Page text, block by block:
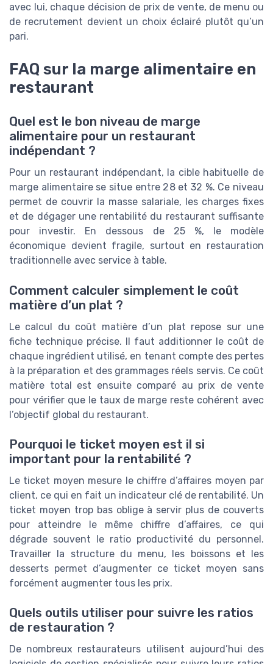
avec lui, chaque décision de prix de vente, de menu ou
de recrutement devient un choix éclairé plutôt qu’un
pari.
FAQ sur la marge alimentaire en
restaurant
Quel est le bon niveau de marge
alimentaire pour un restaurant
indépendant ?
Pour un restaurant indépendant, la cible habituelle de
marge alimentaire se situe entre 28 et 32 %. Ce niveau
permet de couvrir la masse salariale, les charges fixes
et de dégager une rentabilité du restaurant suffisante
pour investir. En dessous de 25 %, le modèle
économique devient fragile, surtout en restauration
traditionnelle avec service à table.
Comment calculer simplement le coût
matière d’un plat ?
Le calcul du coût matière d’un plat repose sur une
fiche technique précise. Il faut additionner le coût de
chaque ingrédient utilisé, en tenant compte des pertes
à la préparation et des grammages réels servis. Ce coût
matière total est ensuite comparé au prix de vente
pour vérifier que le taux de marge reste cohérent avec
l’objectif global du restaurant.
Pourquoi le ticket moyen est il si
important pour la rentabilité ?
Le ticket moyen mesure le chiffre d’affaires moyen par
client, ce qui en fait un indicateur clé de rentabilité. Un
ticket moyen trop bas oblige à servir plus de couverts
pour atteindre le même chiffre d’affaires, ce qui
dégrade souvent le ratio productivité du personnel.
Travailler la structure du menu, les boissons et les
desserts permet d’augmenter ce ticket moyen sans
forcément augmenter tous les prix.
Quels outils utiliser pour suivre les ratios
de restauration ?
De nombreux restaurateurs utilisent aujourd’hui des